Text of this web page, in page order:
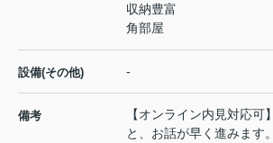
収納豊富
角部屋
設備(その他) -
備考
【オンライン内見対応
と、お話が早く進みます